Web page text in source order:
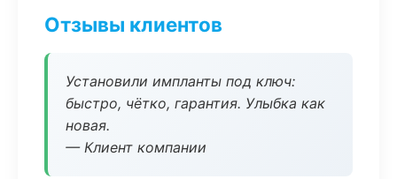
Отзывы клиентов
Установили импланты под ключ:
быстро, чётко, гарантия. Улыбка как
новая.
— Клиент компании